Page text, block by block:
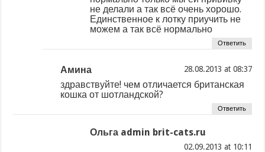
не делали а так всё очень хорошо.
Единственное к лотку приучить не
можем а так всё нормально
Ответить
Амина at
здравствуйте! чем отличается британская
кошка от шотландской?
Ответить
Ольга admin brit-cats.ru
at